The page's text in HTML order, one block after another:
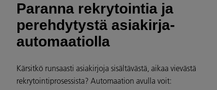
Paranna rekrytointia ja
perehdytystä asiakirja-
automaatiolla
Kärsitkö runsaasti asiakirjoja sisältävästä, aikaa vievästä
rekrytointiprosessista? Automaation avulla voit: